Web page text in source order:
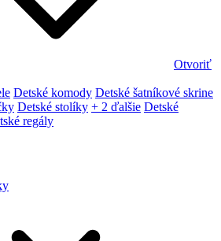
Otvoriť
Detské komody Detské šatníkové skrine
Detské stolíky + 2 ďalšie Detské
regály